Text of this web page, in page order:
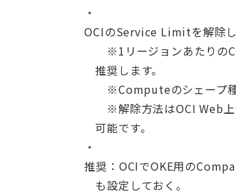
OCIのService Limitを解除し
※1リージョンあたりの
推奨します。
※Computeのシェープ種
※解除方法はOCI Web上
可能です。
推奨：OCIでOKE用の
も設定しておく。